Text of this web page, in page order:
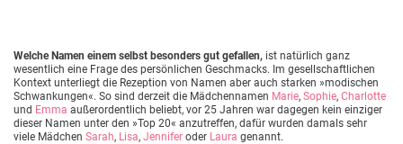
Welche Namen einem selbst besonders gut gefallen, ist natürlich ganz
wesentlich eine Frage des persönlichen Geschmacks. Im gesellschaftlichen
Kontext unterliegt die Rezeption von Namen aber auch starken »modischen
Schwankungen«. So sind derzeit die Mädchennamen Marie, Sophie, Charlotte
und Emma außerordentlich beliebt, vor 25 Jahren war dagegen kein einziger
dieser Namen unter den »Top 20« anzutreffen, dafür wurden damals sehr
viele Mädchen Sarah, Lisa, Jennifer oder Laura genannt.